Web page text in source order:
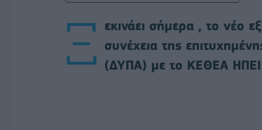
Ξ εκινάει σήμερα , το νέο
συνέχεια της
(ΔΥΠΑ) με το ΚΕΘΕΑ